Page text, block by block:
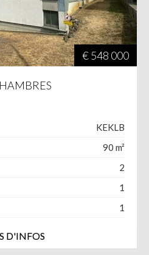
€ 548 000
KEKLB
90 m²
2
1
1
D'INFOS